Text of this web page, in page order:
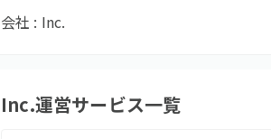
会社 : Inc.
Inc.運営サービス一覧